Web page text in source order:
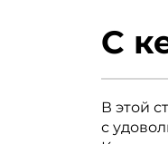
С
В этой
с